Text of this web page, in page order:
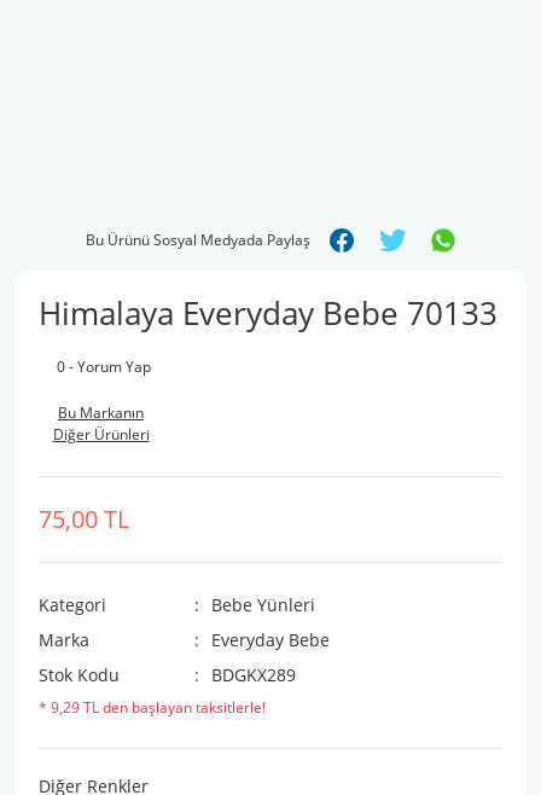
Bu Ürünü Sosyal Medyada Paylaş
Himalaya Everyday Bebe 70133
0 - Yorum Yap
Bu Markanın
Diğer Ürünleri
75,00 TL
Kategori
Bebe Yünleri
Marka
Everyday Bebe
Stok Kodu
BDGKX289
* 9,29 TL den başlayan taksitlerle!
Diğer Renkler